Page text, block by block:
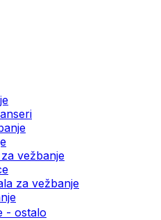
vežbanje
za vežbanje
- ostalo